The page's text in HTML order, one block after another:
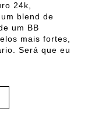
24k,
blend de
um BB
mais fortes,
Será que eu